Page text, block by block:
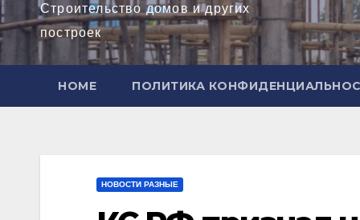
Строительство домов и других
построек
HOME ПОЛИТИКА
НОВОСТИ РАЗНЫЕ